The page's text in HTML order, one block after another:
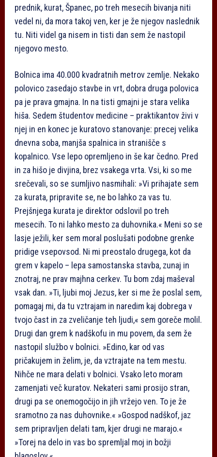
prednik, kurat, Španec, po treh mesecih bivanja niti
vedel ni, da mora takoj ven, ker je že njegov naslednik
tu. Niti videl ga nisem in tisti dan sem že nastopil
njegovo mesto.
Bolnica ima 40.000 kvadratnih metrov zemlje. Nekako
polovico zasedajo stavbe in vrt, dobra druga polovica
pa je prava gmajna. In na tisti gmajni je stara velika
hiša. Sedem študentov medicine – praktikantov živi v
njej in en konec je kuratovo stanovanje: precej velika
dnevna soba, manjša spalnica in stranišče s
kopalnico. Vse lepo opremljeno in še kar čedno. Pred
in za hišo je divjina, brez vsakega vrta. Vsi, ki so me
srečevali, so se sumljivo nasmihali: »Vi prihajate sem
za kurata, pripravite se, ne bo lahko za vas tu.
Prejšnjega kurata je direktor odslovil po treh
mesecih. To ni lahko mesto za duhovnika.« Meni so se
lasje ježili, ker sem moral poslušati podobne grenke
pridige vsepovsod. Ni mi preostalo drugega, kot da
grem v kapelo – lepa samostanska stavba, zunaj in
znotraj, ne prav majhna cerkev. Tu bom zdaj maševal
vsak dan. »Ti, ljubi moj Jezus, ker si me že poslal sem,
pomagaj mi, da tu vztrajam in naredim kaj dobrega v
tvojo čast in za zveličanje teh ljudi,« sem goreče molil.
Drugi dan grem k nadškofu in mu povem, da sem že
nastopil službo v bolnici. »Edino, kar od vas
pričakujem in želim, je, da vztrajate na tem mestu.
Nihče ne mara delati v bolnici. Vsako leto moram
zamenjati več kuratov. Nekateri sami prosijo stran,
drugi pa se onemogočijo in jih vržejo ven. To je že
sramotno za nas duhovnike.« »Gospod nadškof, jaz
sem pripravljen delati tam, kjer drugi ne marajo.«
»Torej na delo in vas bo spremljal moj in božji